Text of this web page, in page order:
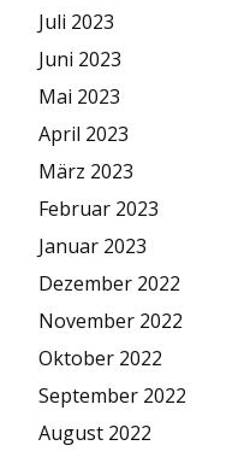
Juli 2023
Juni 2023
Mai 2023
April 2023
März 2023
Februar 2023
Januar 2023
Dezember 2022
November 2022
Oktober 2022
September 2022
August 2022